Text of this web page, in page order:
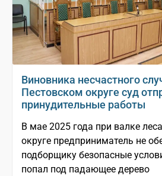
Виновника несчастного
Пестовском округе суд
принудительные работы
В мае 2025 года при валке
округе предприниматель не
подборщику безопасные
попал под падающее дерево